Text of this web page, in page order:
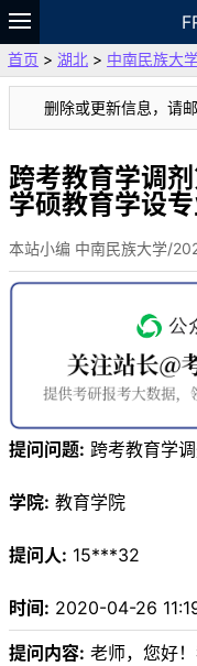
题库
故事 专题
VIP
资料
首页 > 湖北 > 中南民族大
删除或更新信息，请
跨考教育学调
学硕教育学设
本站小编 中南民族大学/
提问问题: 跨考教育学调
学院: 教育学院
提问人: 15***32
时间: 2020-04-26
提问内容: 老师，您好